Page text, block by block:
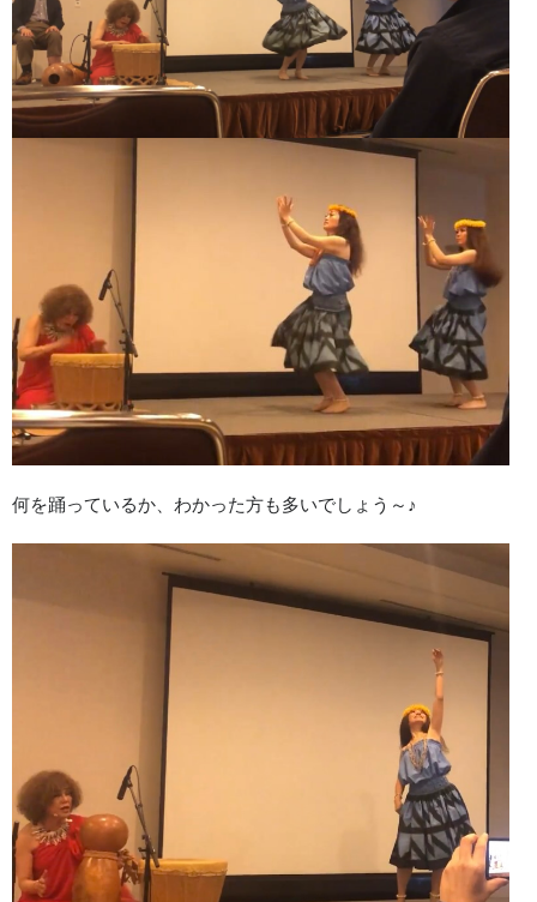
何を踊っているか、わかった方も多いでしょう～♪